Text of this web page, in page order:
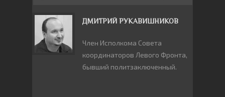
ДМИТРИЙ РУКАВИШНИКОВ
Член Исполкома Совета
координаторов Левого Фронта,
бывший политзаключенный.